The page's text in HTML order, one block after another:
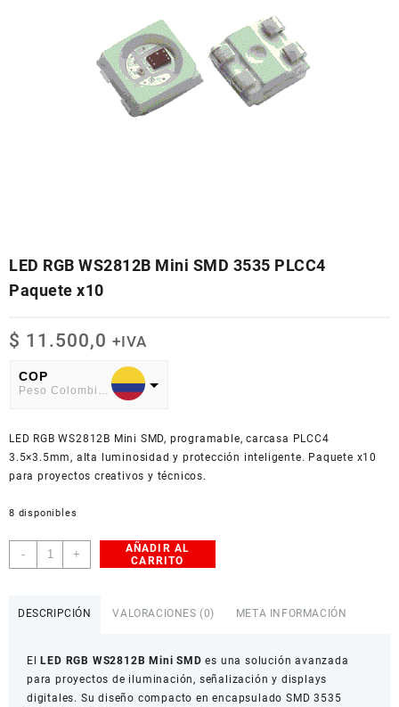
LED RGB WS2812B Mini SMD 3535 PLCC4
Paquete x10
$ 11.500,0 +IVA
COP
Peso Colombiano
American Dollar
LED RGB WS2812B Mini SMD, programable, carcasa PLCC4
3.5×3.5mm, alta luminosidad y protección inteligente. Paquete x10
para proyectos creativos y técnicos.
8 disponibles
-
LED
RGB
PLCC4
Paquete
x10
+
AÑADIR AL
CARRITO
DESCRIPCIÓN VALORACIONES (0) META INFORMACIÓN
El LED RGB WS2812B Mini SMD es una solución avanzada
para proyectos de iluminación, señalización y displays
digitales. Su diseño compacto en encapsulado SMD 3535